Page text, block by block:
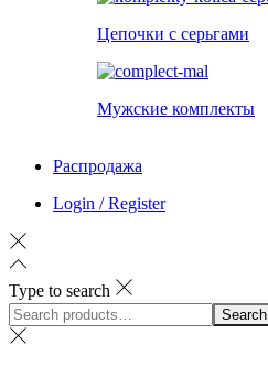
Цепочки с серьгами
Мужские комплекты
Распродажа
Login / Register
Type to search
Search
for:>
Search